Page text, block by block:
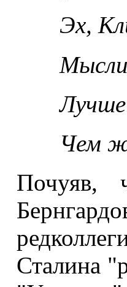
Эх,
Мысли в
Лучше
Чем
Почуяв,
Сталина